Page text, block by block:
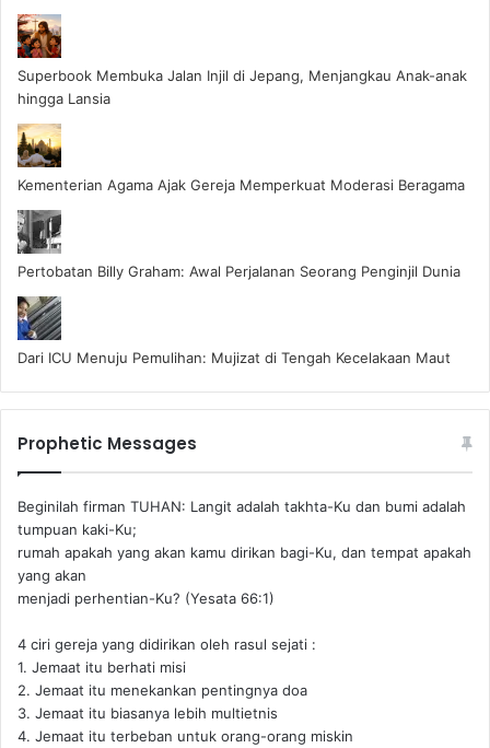
Superbook Membuka Jalan Injil di Jepang, Menjangkau Anak-anak
hingga Lansia
Kementerian Agama Ajak Gereja Memperkuat Moderasi Beragama
Pertobatan Billy Graham: Awal Perjalanan Seorang Penginjil Dunia
Dari ICU Menuju Pemulihan: Mujizat di Tengah Kecelakaan Maut
Prophetic Messages
Beginilah firman TUHAN: Langit adalah takhta-Ku dan bumi adalah
tumpuan kaki-Ku;
rumah apakah yang akan kamu dirikan bagi-Ku, dan tempat apakah
yang akan
menjadi perhentian-Ku? (Yesata 66:1) ‪
4 ciri gereja yang didirikan oleh rasul sejati :
1. Jemaat itu berhati misi
2. Jemaat itu menekankan pentingnya doa
3. Jemaat itu biasanya lebih multietnis
4. Jemaat itu terbeban untuk orang-orang miskin